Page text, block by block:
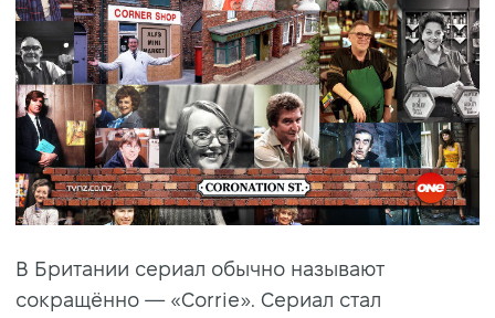
В Британии сериал обычно называют
сокращённо — «Corrie». Сериал стал